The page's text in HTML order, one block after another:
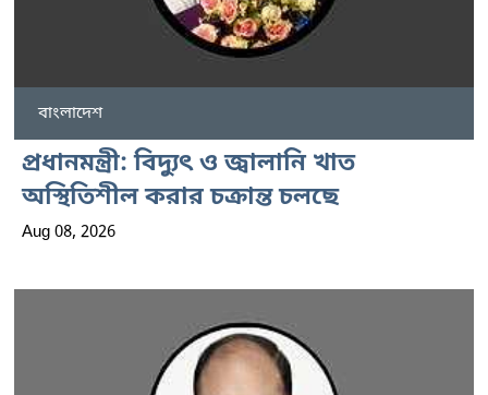
বাংলাদেশ
প্রধানমন্ত্রী: বিদ্যুৎ ও জ্বালানি খাত
অস্থিতিশীল করার চক্রান্ত চলছে
Aug 08, 2026